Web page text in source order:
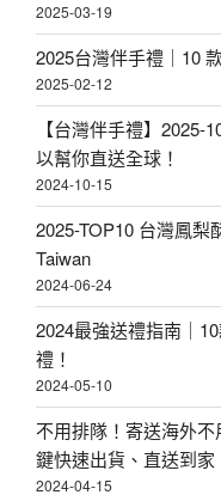
】
夏
威
夷
豆
塔
辦
室
團
購
首
選
.
2025-03-19
2025台灣伴手禮｜10
2025-02-12
【台灣伴手禮】
以幫你直送全球！
2024-10-15
2025-TOP10 台灣鳳梨
Taiwan
2024-06-24
2024最強送禮指南｜
禮！
2024-05-10
不用排隊！寄送海外
鍵快速出貨、直送到家
2024-04-15